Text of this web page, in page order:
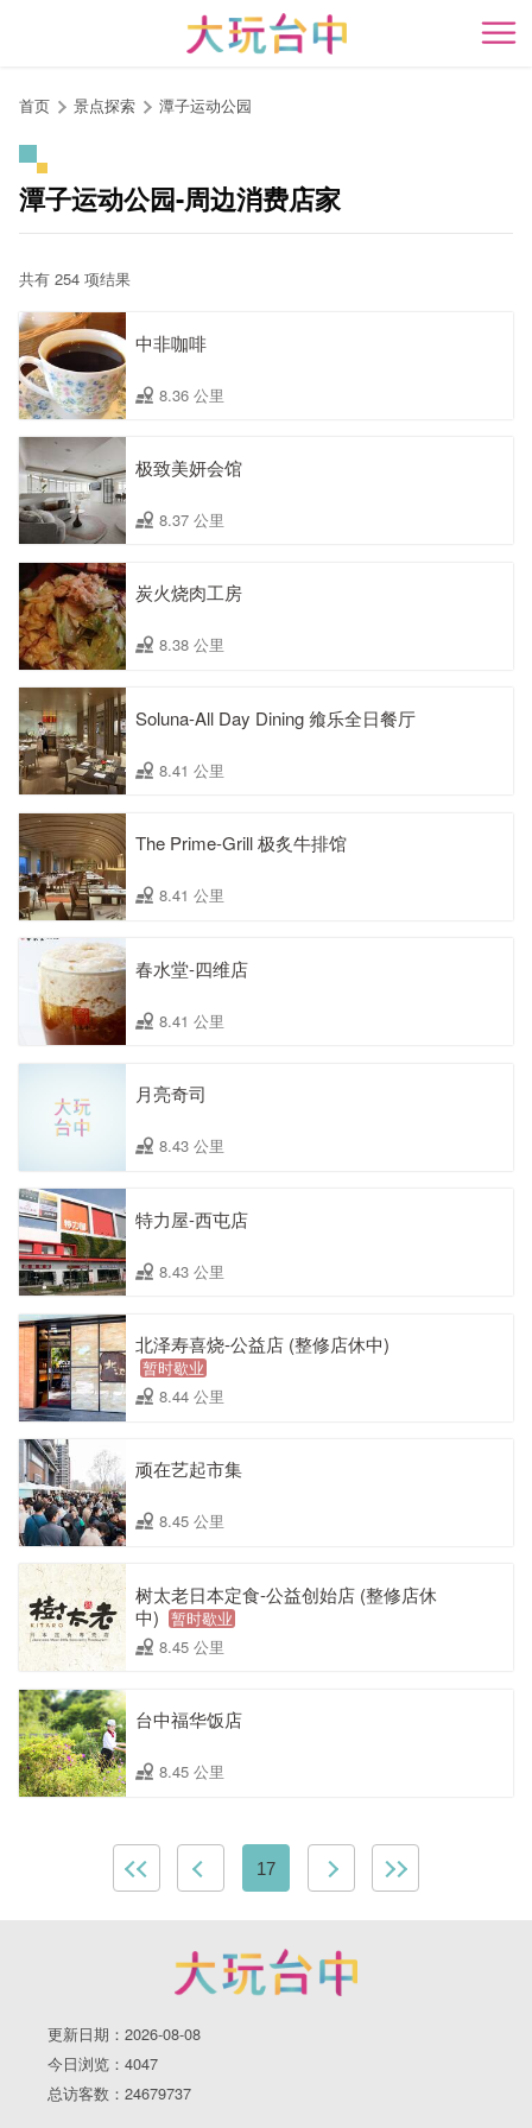
开
首页 景点探索 潭子运动公园
潭子运动公园-周边消费店家
共有 254 项结果
中非咖啡
8.36 公里
极致美妍会馆
8.37 公里
炭火烧肉工房
8.38 公里
Soluna-All Day Dining 飨乐全日餐厅
8.41 公里
The Prime-Grill 极炙牛排馆
8.41 公里
春水堂-四维店
8.41 公里
月亮奇司
8.43 公里
特力屋-西屯店
8.43 公里
北泽寿喜烧-公益店 (整修店休中)
暂时歇业
8.44 公里
顽在艺起市集
8.45 公里
树太老日本定食-公益创始店 (整修店休
中) 暂时歇业
8.45 公里
台中福华饭店
8.45 公里
17
更新日期：2026-08-08
今日浏览：4047
总访客数：24679737